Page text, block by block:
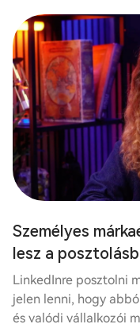
Személyes
lesz a
LinkedInre posztolni
jelen lenni, hogy
és valódi vállalkozói